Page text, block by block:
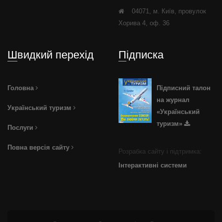
04071, м. Київ, провулок
Хорива 4, оф. 36
Швидкий перехід
Головна
Український туризм
Послуги
Повна версія сайту
Підписка
Підписний талон
на журнал
«Український
туризм»
Розрабка сайту і підтримка:
Інтерактивні системи